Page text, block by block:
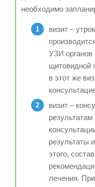
необходимо
визит –
УЗИ
щитовидной
в этот же
визит –
результаты
этого,
лечения.